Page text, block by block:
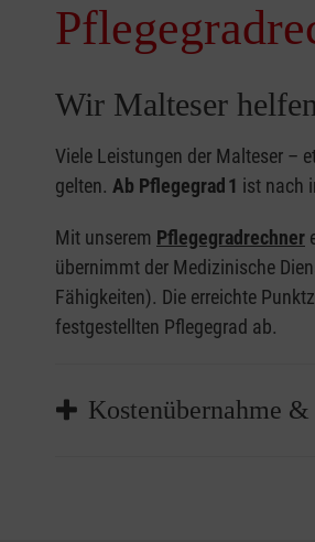
Wir Malteser
Viele Leistungen der Malteser –
gelten. Ab Pflegegrad 1 ist nach
Mit unserem Pflegegradrechner
übernimmt der Medizinische
Fähigkeiten). Die erreichte
festgestellten Pflegegrad ab.
Kostenübernahme